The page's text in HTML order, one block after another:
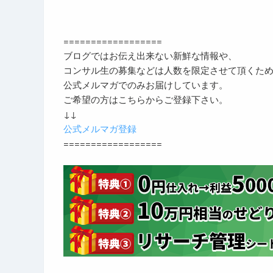
==================
ブログではお伝え出来ない新鮮な情報や、
コンサル生の募集などは人数を限定させて頂くため
公式メルマガでのみお届けしています。
ご希望の方はこちらからご登録下さい。
↓↓
公式メルマガ登録
==================